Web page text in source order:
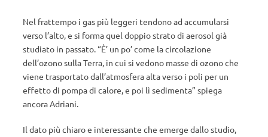
Nel frattempo i gas più leggeri tendono ad accumularsi
verso l’alto, e si forma quel doppio strato di aerosol già
studiato in passato. “È’ un po’ come la circolazione
dell’ozono sulla Terra, in cui si vedono masse di ozono che
viene trasportato dall’atmosfera alta verso i poli per un
effetto di pompa di calore, e poi lì sedimenta” spiega
ancora Adriani.
Il dato più chiaro e interessante che emerge dallo studio,